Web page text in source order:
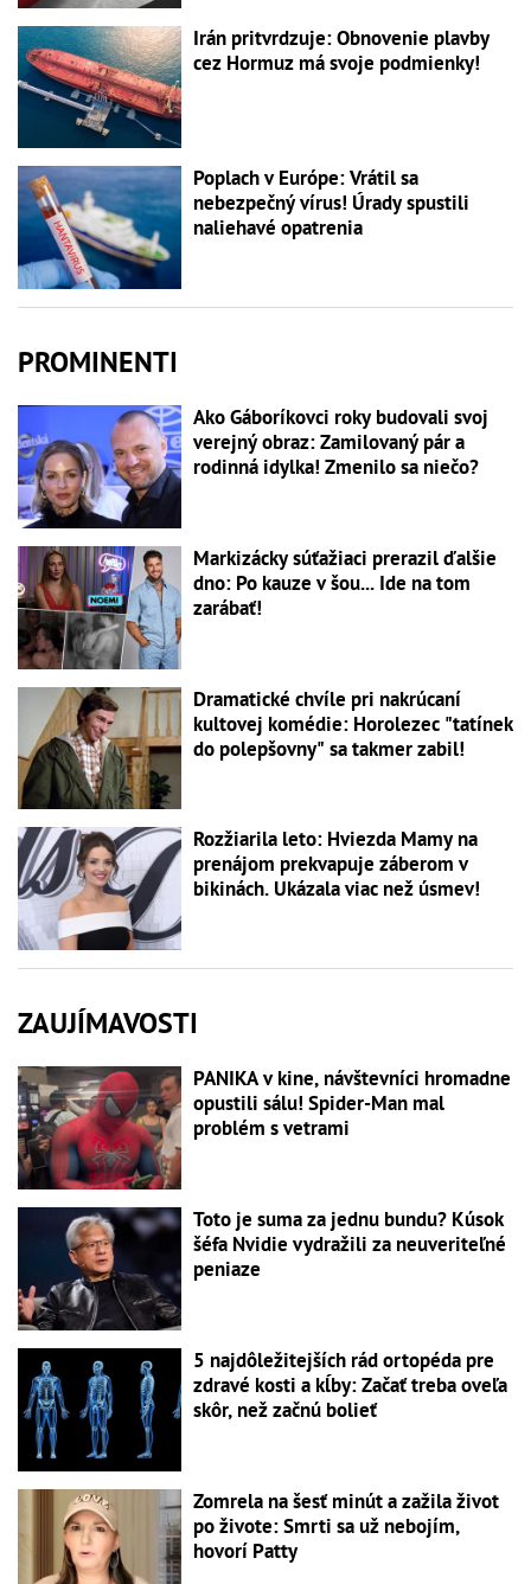
Irán pritvrdzuje: Obnovenie plavby
cez Hormuz má svoje podmienky!
Poplach v Európe: Vrátil sa
nebezpečný vírus! Úrady spustili
naliehavé opatrenia
PROMINENTI
Ako Gáboríkovci roky budovali svoj
verejný obraz: Zamilovaný pár a
rodinná idylka! Zmenilo sa niečo?
Markizácky súťažiaci prerazil ďalšie
dno: Po kauze v šou... Ide na tom
zarábať!
Dramatické chvíle pri nakrúcaní
kultovej komédie: Horolezec "tatínek
do polepšovny" sa takmer zabil!
Rozžiarila leto: Hviezda Mamy na
prenájom prekvapuje záberom v
bikinách. Ukázala viac než úsmev!
ZAUJÍMAVOSTI
PANIKA v kine, návštevníci hromadne
opustili sálu! Spider-Man mal
problém s vetrami
Toto je suma za jednu bundu? Kúsok
šéfa Nvidie vydražili za neuveriteľné
peniaze
5 najdôležitejších rád ortopéda pre
zdravé kosti a kĺby: Začať treba oveľa
skôr, než začnú bolieť
Zomrela na šesť minút a zažila život
po živote: Smrti sa už nebojím,
hovorí Patty